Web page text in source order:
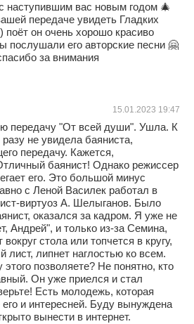
наступившим вас новым годом 🎄
передаче увидеть Гладких
поёт он очень хорошо красиво
послушали его авторские песни 🤗
за внимания
15.01.2023 19:47
передачу "От всей души". Ушла. К
не увидела баяниста,
передачу. Кажется,
баянист! Однако режиссер
его. Это большой минус
с Леной Василек работал в
виртуоз А. Шелыганов. Было
оказался за кадром. Я уже не
Андрей", и только из-за Семина,
вокруг стола или топчется в кругу,
лист, липнет наглостью ко всем.
позволяете? Не понятно, кто
Он уже приелся и стал
Есть молодежь, которая
и интересней. Буду вынуждена
вынести в интернет.